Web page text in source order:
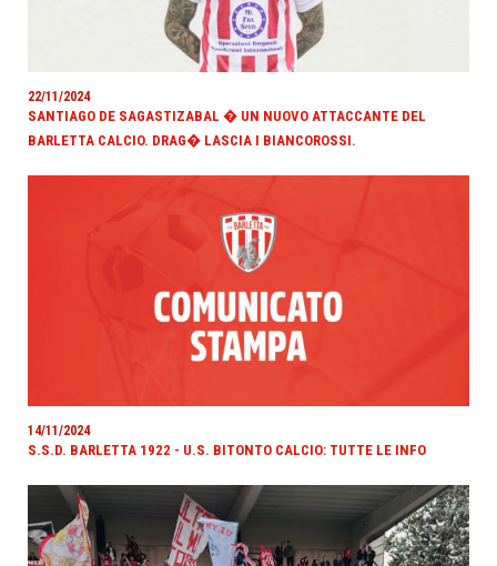
22/11/2024
SANTIAGO DE SAGASTIZABAL � UN NUOVO ATTACCANTE DEL
BARLETTA CALCIO. DRAG� LASCIA I BIANCOROSSI.
14/11/2024
S.S.D. BARLETTA 1922 - U.S. BITONTO CALCIO: TUTTE LE INFO